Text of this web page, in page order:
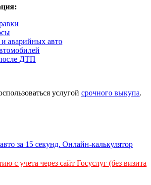
аварийных авто
ДТП
услугой срочного выкупа.
с учета через сайт Госуслуг (без визита